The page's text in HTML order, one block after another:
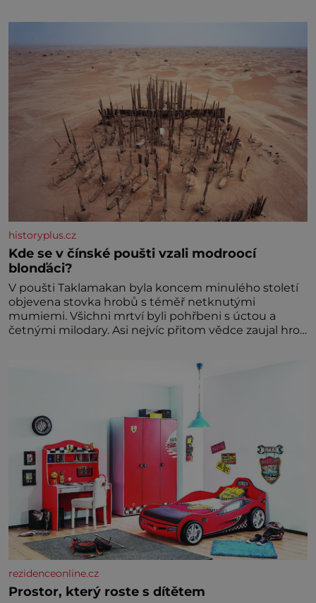
historyplus.cz
Kde se v čínské poušti vzali modroocí
blonďáci?
V poušti Taklamakan byla koncem minulého století
objevena stovka hrobů s téměř netknutými
mumiemi. Všichni mrtví byli pohřbeni s úctou a
četnými milodary. Asi nejvíc přitom vědce zaujal hrob
dávných lidí nesmírně dobře zachovalá, přičítají
odborníci zdejším klimatickým podmínkám. Sucho,
rezidenceonline.cz
Prostor, který roste s dítětem